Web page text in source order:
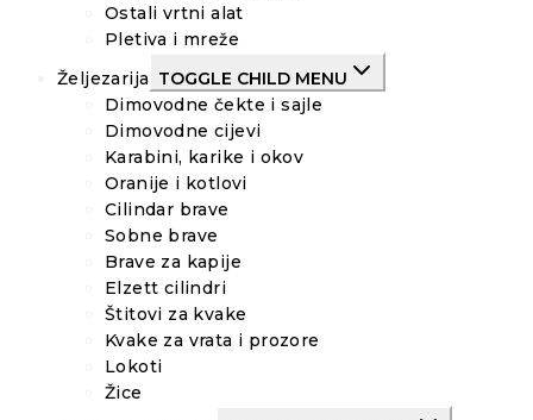
Ostali vrtni alat
Pletiva i mreže
Željezarija TOGGLE CHILD MENU
Dimovodne čekte i sajle
Dimovodne cijevi
Karabini, karike i okov
Oranije i kotlovi
Cilindar brave
Sobne brave
Brave za kapije
Elzett cilindri
Štitovi za kvake
Kvake za vrata i prozore
Lokoti
Žice